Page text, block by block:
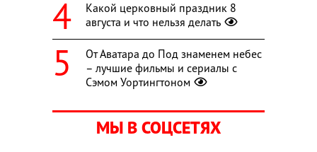
Какой церковный праздник 8
августа и что нельзя делать
От Аватара до Под знаменем небес
– лучшие фильмы и сериалы с
Сэмом Уортингтоном
МЫ В СОЦСЕТЯХ